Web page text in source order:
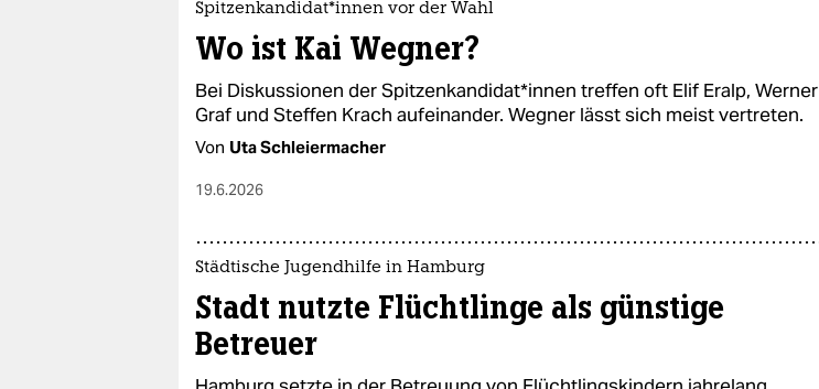
Spit­zen­kan­di­da­t*in­nen vor der Wahl
Wo ist Kai Wegner?
Bei Diskussionen der Spit­zen­kan­di­da­t*in­nen treffen oft Elif Eralp, Werner
Graf und Steffen Krach aufeinander. Wegner lässt sich meist vertreten.
Von Uta Schleiermacher
19.6.2026
Städtische Jugendhilfe in Hamburg
Stadt nutzte Flüchtlinge als günstige
Betreuer